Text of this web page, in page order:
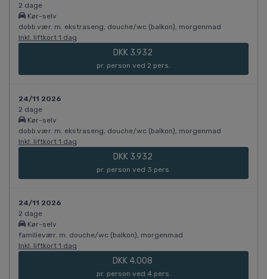
2 dage
Kør-selv
dobb.vær. m. ekstraseng, douche/wc (balkon), morgenmad
Inkl. liftkort 1 dag
DKK 3.932
pr. person ved 2 pers.
24/11 2026
2 dage
Kør-selv
dobb.vær. m. ekstraseng, douche/wc (balkon), morgenmad
Inkl. liftkort 1 dag
DKK 3.932
pr. person ved 3 pers.
24/11 2026
2 dage
Kør-selv
familievær. m. douche/wc (balkon), morgenmad
Inkl. liftkort 1 dag
DKK 4.008
pr. person ved 4 pers.